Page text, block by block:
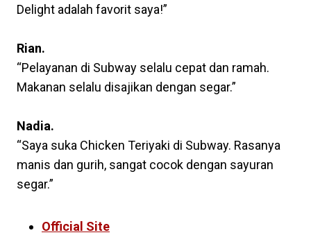
Delight adalah favorit saya!”
Rian.
“Pelayanan di Subway selalu cepat dan ramah.
Makanan selalu disajikan dengan segar.”
Nadia.
“Saya suka Chicken Teriyaki di Subway. Rasanya
manis dan gurih, sangat cocok dengan sayuran
segar.”
Official Site